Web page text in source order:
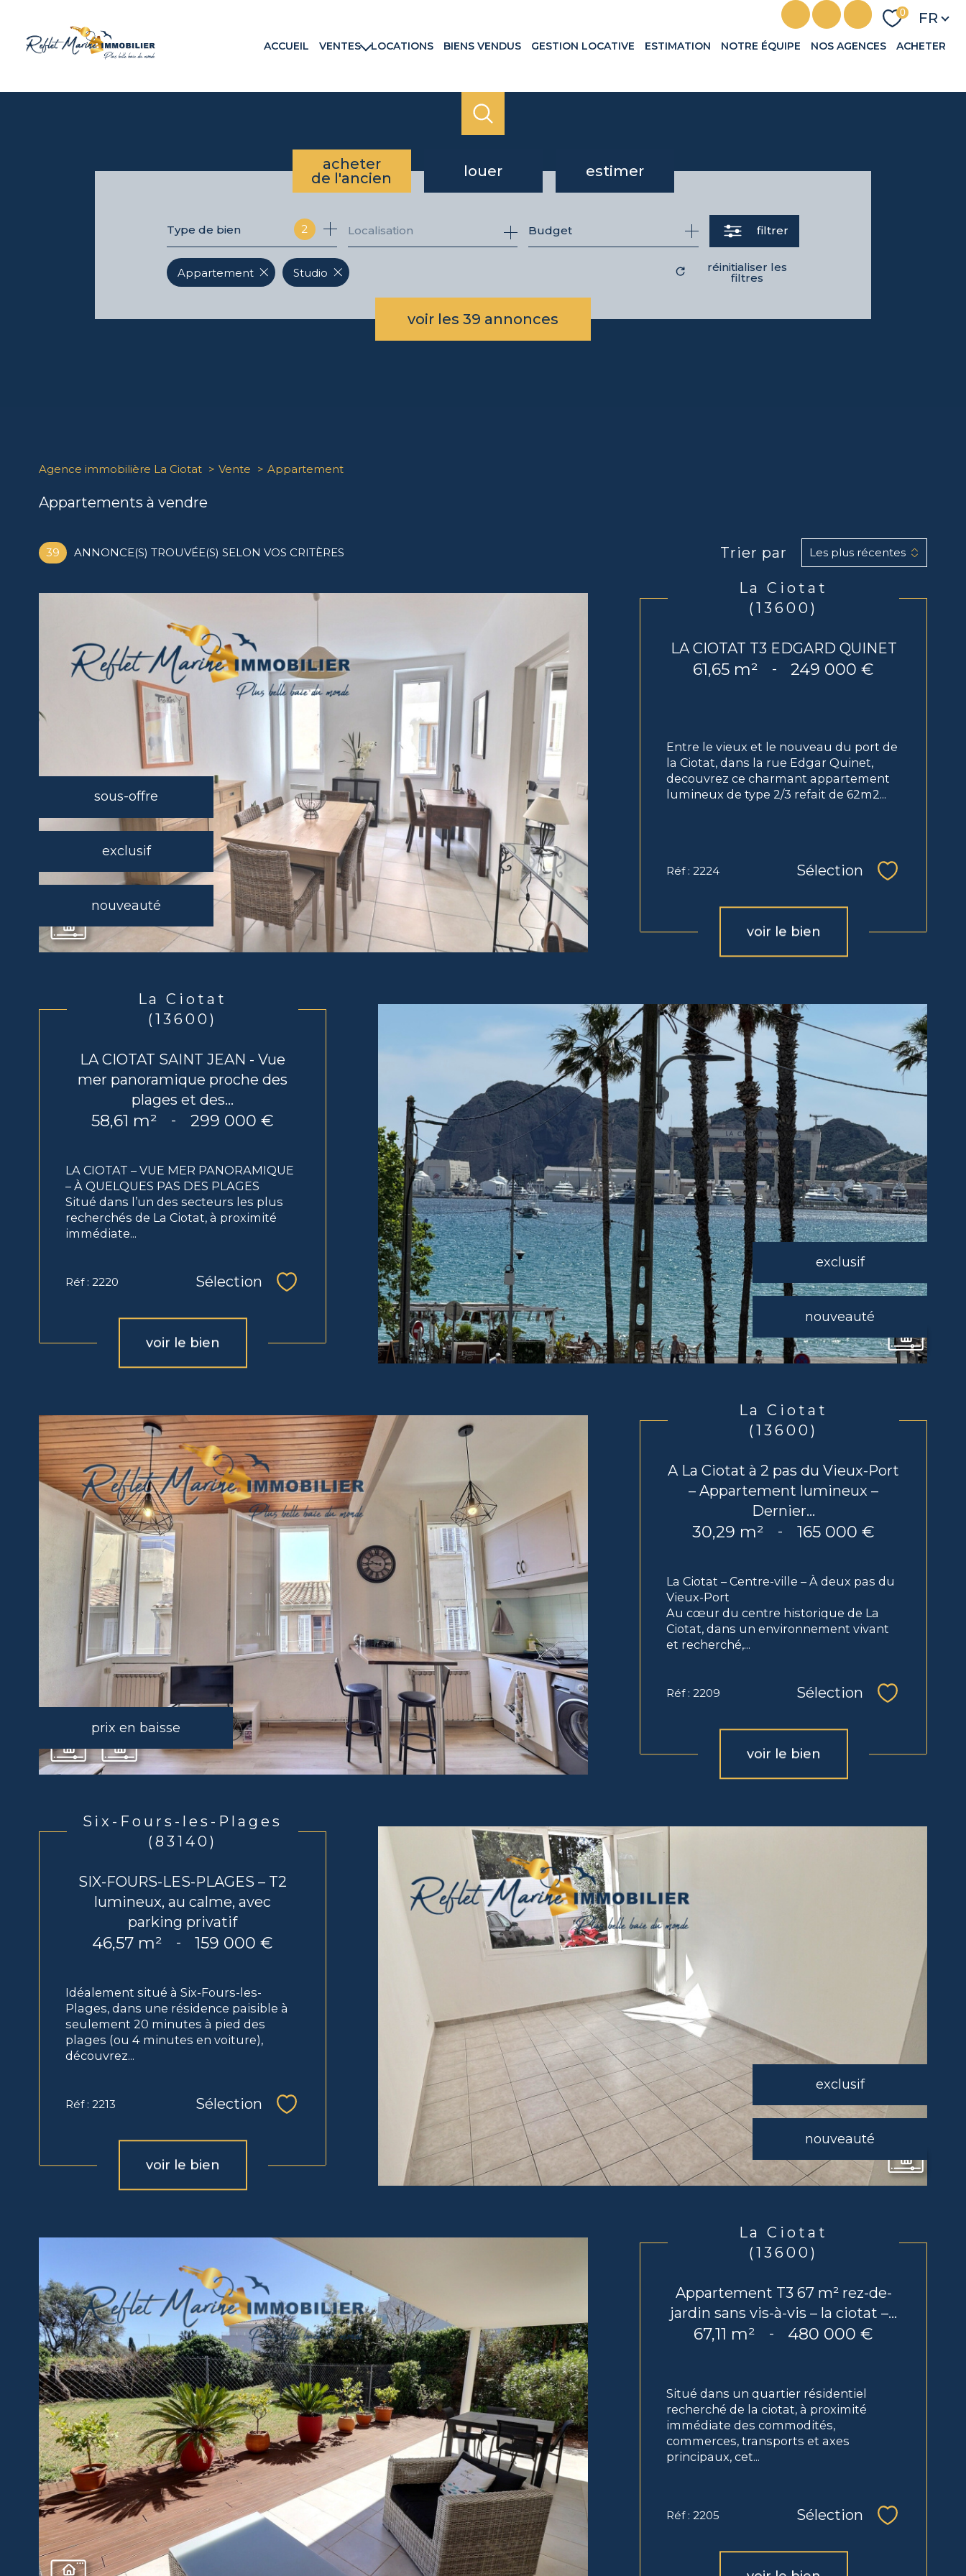
0 FR
ACCUEIL VENTES
Maisons & Villas
Programmes neufs
LOCATIONS BIENS VENDUS GESTION LOCATIVE ESTIMATION NOTRE ÉQUIPE NOS AGENCES ACHETER
acheter
de l'ancien
de l'ancien
du neuf
louer estimer
Type de bien 2 Budget filtrer
voir les 39 annonces
Appartement Studio réinitialiser les
filtres
Agence immobilière La Ciotat Vente Appartement
Appartements à vendre
39 ANNONCE(S) TROUVÉE(S) SELON VOS CRITÈRES Trier par Les plus récentes
sous-offre
exclusif
nouveauté
La Ciotat
(13600)
LA CIOTAT T3 EDGARD QUINET
61,65 m² - 249 000 €
Entre le vieux et le nouveau du port de
la Ciotat, dans la rue Edgar Quinet,
decouvrez ce charmant appartement
lumineux de type 2/3 refait de 62m2...
Réf : 2224 Sélection
voir le bien
exclusif
nouveauté
La Ciotat
(13600)
LA CIOTAT SAINT JEAN - Vue
mer panoramique proche des
plages et des...
58,61 m² - 299 000 €
LA CIOTAT – VUE MER PANORAMIQUE
– À QUELQUES PAS DES PLAGES
Situé dans l’un des secteurs les plus
recherchés de La Ciotat, à proximité
immédiate...
Réf : 2220 Sélection Sélectionner
voir le bien
prix en baisse
La Ciotat
(13600)
A La Ciotat à 2 pas du Vieux-Port
– Appartement lumineux –
Dernier...
30,29 m² - 165 000 €
La Ciotat – Centre-ville – À deux pas du
Vieux-Port
Au cœur du centre historique de La
Ciotat, dans un environnement vivant
et recherché,...
Réf : 2209 Sélection
voir le bien
exclusif
nouveauté
Six-Fours-les-Plages
(83140)
SIX-FOURS-LES-PLAGES – T2
lumineux, au calme, avec
parking privatif
46,57 m² - 159 000 €
Idéalement situé à Six-Fours-les-
Plages, dans une résidence paisible à
seulement 20 minutes à pied des
plages (ou 4 minutes en voiture),
découvrez...
Réf : 2213 Sélection Sélectionner
voir le bien
La Ciotat
(13600)
Appartement T3 67 m² rez-de-
jardin sans vis-à-vis – la ciotat –...
67,11 m² - 480 000 €
Situé dans un quartier résidentiel
recherché de la ciotat, à proximité
immédiate des commodités,
commerces, transports et axes
principaux, cet...
Réf : 2205 Sélection